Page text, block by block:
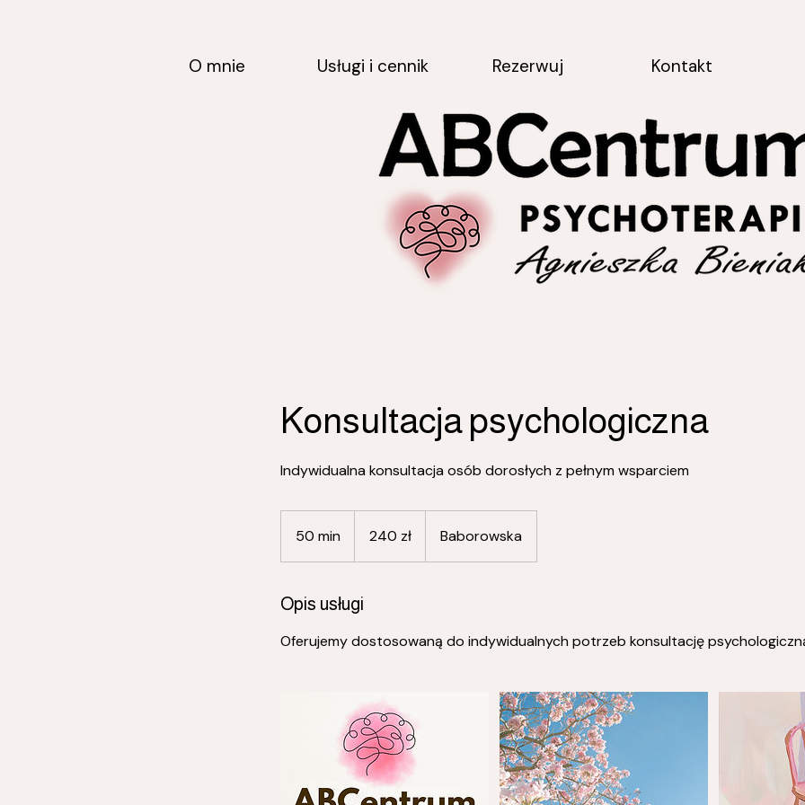
O mnie Usługi i cennik Rezerwuj Kontakt
Konsultacja psychologiczna
Indywidualna konsultacja osób dorosłych z pełnym wsparciem
50 min
0
i
polskich
240 zł Baborowska
Opis usługi
Oferujemy dostosowaną do indywidualnych potrzeb konsultację